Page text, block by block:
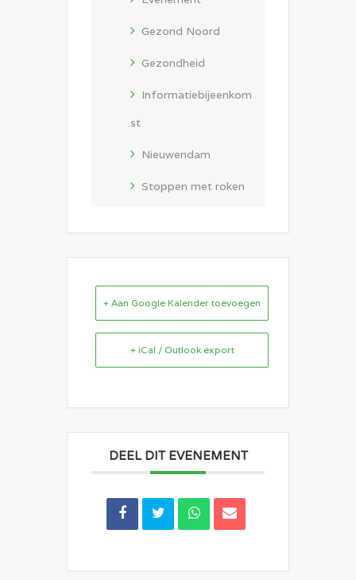
Gezond Noord
Gezondheid
Informatiebijeenkom
st
Nieuwendam
Stoppen met roken
+ Aan Google Kalender toevoegen
+ iCal / Outlook export
DEEL DIT EVENEMENT